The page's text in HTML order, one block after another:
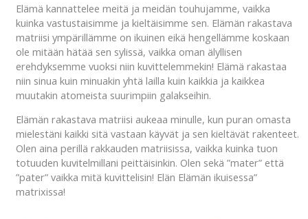
Elämä kannattelee meitä ja meidän touhujamme, vaikka
kuinka vastustaisimme ja kieltäisimme sen. Elämän rakastava
matriisi ympärillämme on ikuinen eikä hengellämme koskaan
ole mitään hätää sen sylissä, vaikka oman älyllisen
erehdyksemme vuoksi niin kuvittelemmekin! Elämä rakastaa
niin sinua kuin minuakin yhtä lailla kuin kaikkia ja kaikkea
muutakin atomeista suurimpiin galakseihin.
Elämän rakastava matriisi aukeaa minulle, kun puran omasta
mielestäni kaikki sitä vastaan käyvät ja sen kieltävät rakenteet.
Olen aina perillä rakkauden matriisissa, vaikka kuinka tuon
totuuden kuvitelmillani peittäisinkin. Olen sekä ”mater” että
”pater” vaikka mitä kuvittelisin! Elän Elämän ikuisessa”
matrixissa!